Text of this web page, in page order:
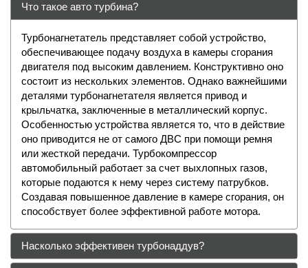
Что такое авто турбина?
Турбонагнетатель представляет собой устройство,
обеспечивающее подачу воздуха в камеры сгорания
двигателя под высоким давлением. Конструктивно оно
состоит из нескольких элементов. Однако важнейшими
деталями турбонагнетателя является привод и
крыльчатка, заключенные в металлический корпус.
Особенностью устройства является то, что в действие
оно приводится не от самого ДВС при помощи ремня
или жесткой передачи. Турбокомпрессор
автомобильный работает за счет выхлопных газов,
которые подаются к нему через систему патрубков.
Создавая повышенное давление в камере сгорания, он
способствует более эффективной работе мотора.
Насколько эффективен турбонаддув?